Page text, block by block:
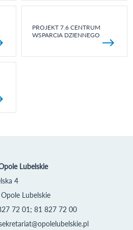
PROJEKT 7.6 CENTRUM
WSPARCIA DZIENNEGO
Lubelskie
4
Lubelskie
72 01; 81 827 72 00